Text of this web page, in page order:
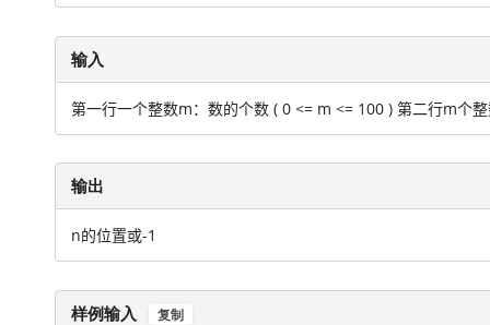
输入
第一行一个整数m：数的个数 ( 0 <= m <= 100 ) 第二行m个
输出
n的位置或-1
样例输入 复制